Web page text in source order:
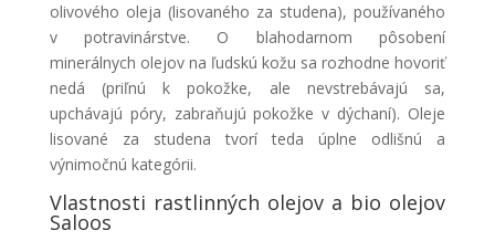
olivového oleja (lisovaného za studena), používaného
v potravinárstve. O blahodarnom pôsobení
minerálnych olejov na ľudskú kožu sa rozhodne hovoriť
nedá (priľnú k pokožke, ale nevstrebávajú sa,
upchávajú póry, zabraňujú pokožke v dýchaní). Oleje
lisované za studena tvorí teda úplne odlišnú a
výnimočnú kategórii.
Vlastnosti rastlinných olejov a bio olejov
Saloos